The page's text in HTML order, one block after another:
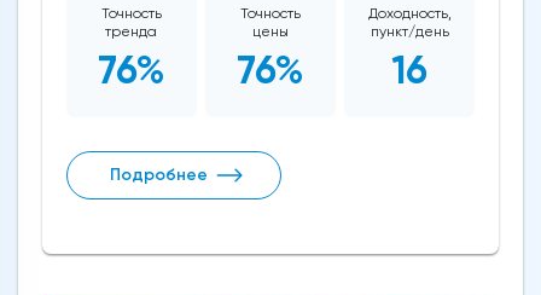
Точность
тренда
76%
Точность
цены
76%
Доходность,
пункт/день
16
Подробнее